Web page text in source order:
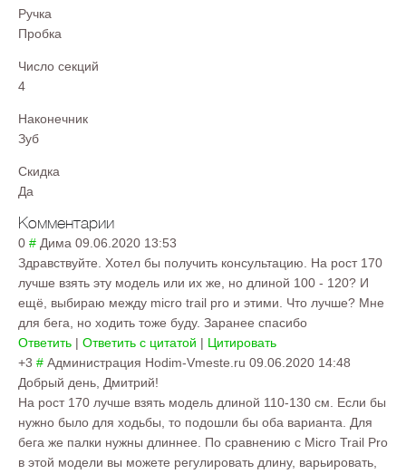
Ручка
Пробка
Число секций
4
Наконечник
Зуб
Скидка
Да
Комментарии
0 # Дима 09.06.2020 13:53
Здравствуйте. Хотел бы получить консультацию. На рост 170
лучше взять эту модель или их же, но длиной 100 - 120? И
ещё, выбираю между micro trail pro и этими. Что лучше? Мне
для бега, но ходить тоже буду. Заранее спасибо
Ответить | Ответить с цитатой | Цитировать
+3 # Администрация Hodim-Vmeste.ru 09.06.2020 14:48
Добрый день, Дмитрий!
На рост 170 лучше взять модель длиной 110-130 см. Если бы
нужно было для ходьбы, то подошли бы оба варианта. Для
бега же палки нужны длиннее. По сравнению с Micro Trail Pro
в этой модели вы можете регулировать длину, варьировать,